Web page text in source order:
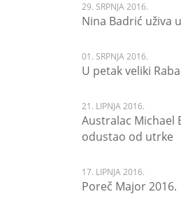
29. SRPNJA 2016.
Nina Badrić uživa
01. SRPNJA 2016.
U petak veliki
21. LIPNJA 2016.
Australac Michael
odustao od utrke
17. LIPNJA 2016.
Poreč Major 2016.